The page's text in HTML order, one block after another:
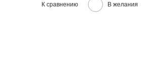
К сравнению В желания